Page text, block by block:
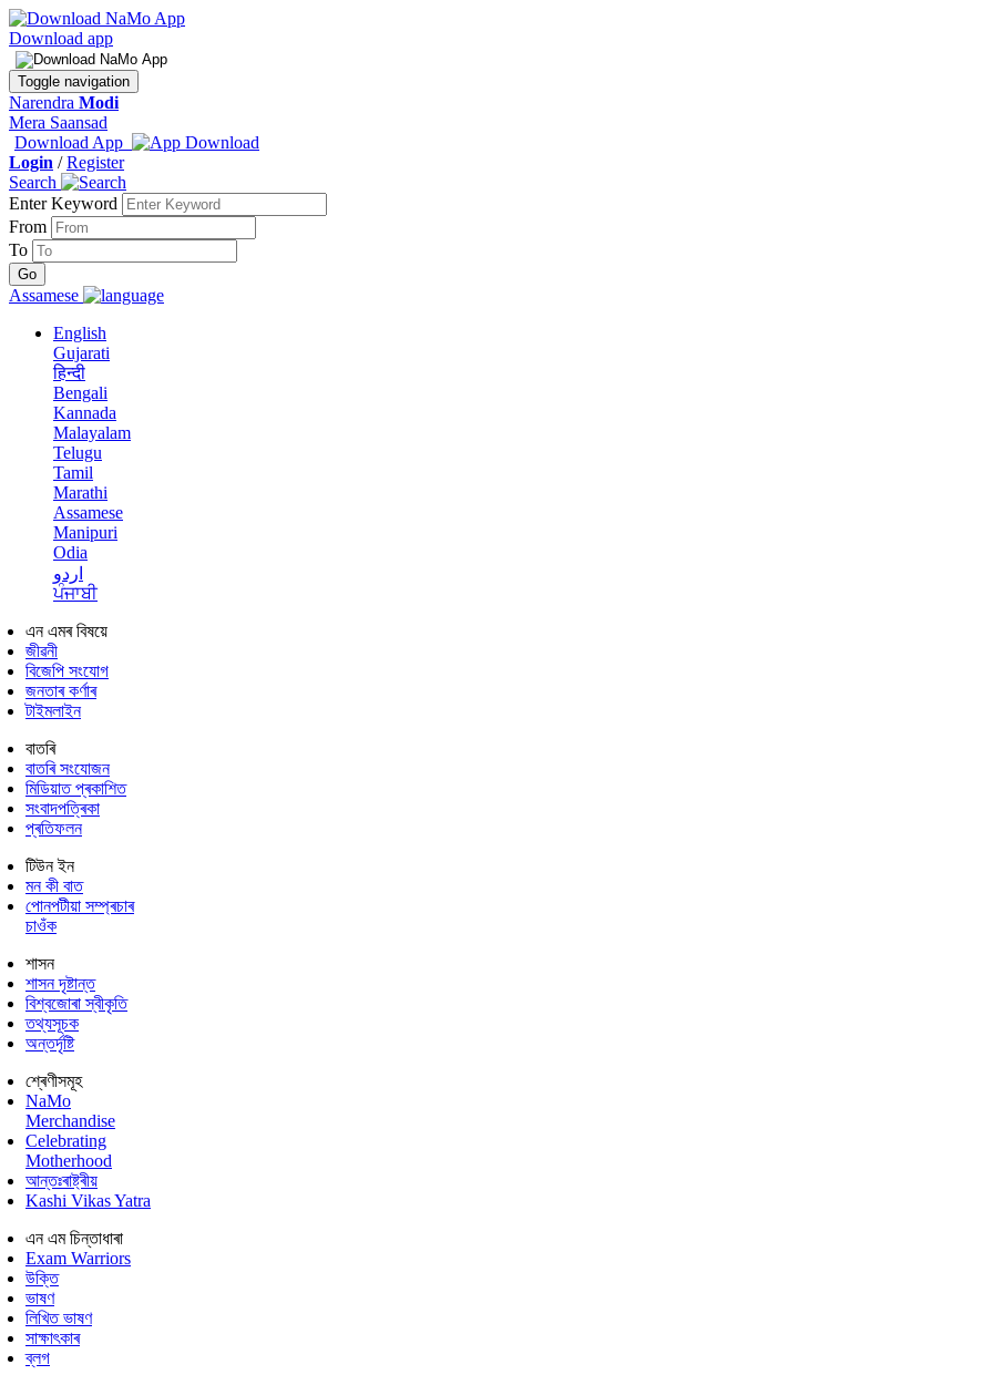
Download app
Toggle navigation
Narendra Modi
Mera Saansad
Download App
Login /Register
Search
Enter Keyword
From
To
Assamese
English
Gujarati
हिन्दी
Bengali
Kannada
Malayalam
Telugu
Tamil
Marathi
Assamese
Manipuri
Odia
اردو
ਪੰਜਾਬੀ
এন এমৰ বিষয়ে
জীৱনী
বিজেপি সংযোগ
জনতাৰ কৰ্ণাৰ
টাইমলাইন
বাতৰি
বাতৰি সংযোজন
মিডিয়াত প্ৰকাশিত
সংবাদপত্ৰিকা
প্ৰতিফলন
টিউন ইন
মন কী বাত
পোনপটীয়া সম্প্ৰচাৰ
চাওঁক
শাসন
শাসন দৃষ্টান্ত
বিশ্বজোৰা স্বীকৃতি
তথ্যসূচক
অন্তৰ্দৃষ্টি
শ্ৰেণীসমূহ
NaMo
Merchandise
Celebrating
Motherhood
আন্তঃৰাষ্ট্ৰীয়
Kashi Vikas Yatra
এন এম চিন্তাধাৰা
Exam Warriors
উক্তি
ভাষণ
লিখিত ভাষণ
সাক্ষাৎকাৰ
ব্লগ